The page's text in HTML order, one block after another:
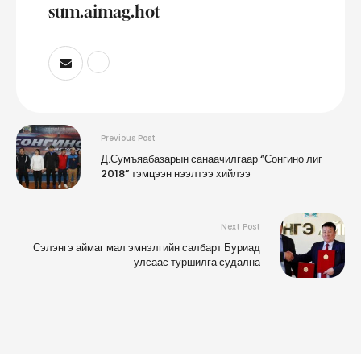
sum.aimag.hot
Previous Post
Д.Сумъяабазарын санаачилгаар “Сонгино лиг
2018” тэмцээн нээлтээ хийлээ
Next Post
Сэлэнгэ аймаг мал эмнэлгийн салбарт Буриад
улсаас туршилга судална